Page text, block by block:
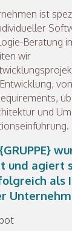
ist
Beratung
wir
und
und agiert
als